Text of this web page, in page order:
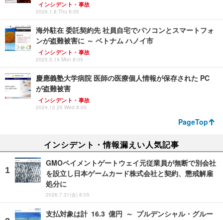
インシデント・事故
2026.1.8 Thu 8:05
海外駐在 委託契約先 社員自宅でパソコンとスマートフォ
ンが盗難被害に ～ ベトナム ハノイ市
インシデント・事故
2025.5.19 Mon 8:05
慶應義塾大学病院 医師の医療個人情報が保存された PC
が盗難被害
インシデント・事故
2024.12.25 Wed 8:05
PageTop
インシデント・情報漏えい人気記事
GMOペイメントゲートウェイ元従業員が無断で別会社
を設立し日本ゲームカード株式会社と契約、懲戒解雇
処分に
2026.7.31(金) 8:05
支払対象は計 16.3 億円 ～ プルデンシャル・グルー